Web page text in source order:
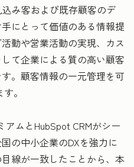
み客および既存顧客のデ
にとって価値のある情報提
動や営業活動の実現、カス
て企業による質の高い顧客
。顧客情報の一元管理を可
。
ムとHubSpot CRMがシー
の中小企業のDXを強力に
線が一致したことから、本